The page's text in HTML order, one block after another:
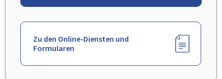
Zu den Online-Diensten und
Formularen